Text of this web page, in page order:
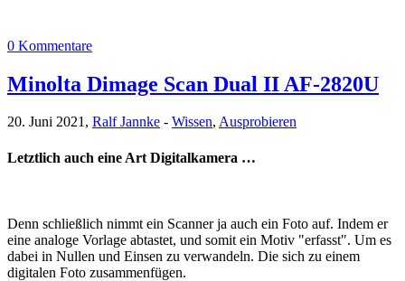
0 Kommentare
Minolta Dimage Scan Dual II AF-2820U
20. Juni 2021, Ralf Jannke - Wissen, Ausprobieren
Letztlich auch eine Art Digitalkamera …
Denn schließlich nimmt ein Scanner ja auch ein Foto auf. Indem er
eine analoge Vorlage abtastet, und somit ein Motiv "erfasst". Um es
dabei in Nullen und Einsen zu verwandeln. Die sich zu einem
digitalen Foto zusammenfügen.